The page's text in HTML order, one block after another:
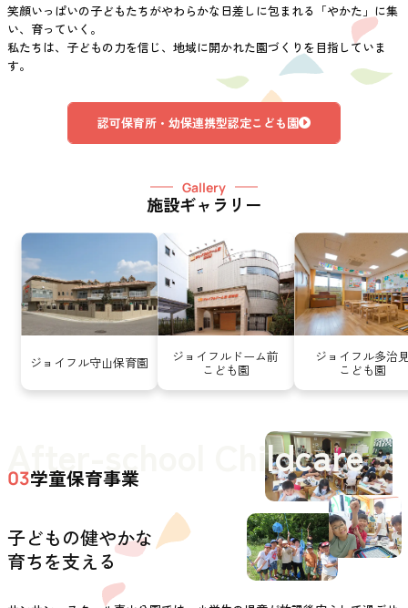
笑顔いっぱいの子どもたちがやわらかな日差しに包まれる「やかた」に集
い、育っていく。
私たちは、子どもの力を信じ、地域に開かれた園づくりを目指していま
す。
認可保育所・幼保連携型認定こども園
Gallery
施設ギャラリー
ジョイフル守山保育園 ジョイフルドーム前
こども園
ジョイフル多治
こども園
After-school Childcare
03学童保育事業
子どもの健やかな
育ちを支える